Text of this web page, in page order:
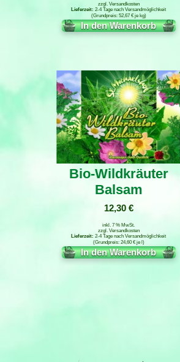
52,67 €je kg
zzgl. Versandkosten
2-4 Tage nach Versandmöglichkeit
In den Warenkorb
Bio-Wildkräuter
Balsam
12,30 €
24,60 €je
inkl. 7 % MwSt.
zzgl. Versandkosten
2-4 Tage nach Versandmöglichkeit
In den Warenkorb